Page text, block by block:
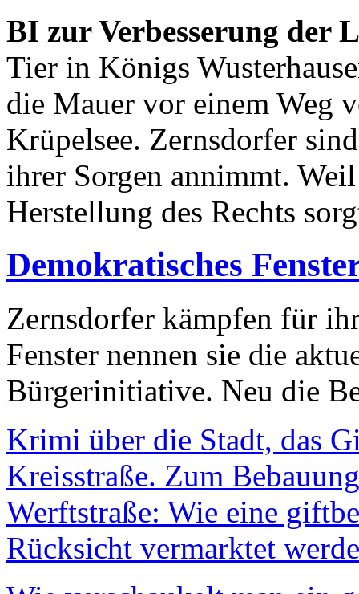
BI zur Verbesserung der
Tier in Königs
die Mauer vor einem Weg
Krüpelsee. Zernsdorfer
ihrer Sorgen annimmt.
Herstellung des Rechts
Demokratisches
Zernsdorfer kämpfen für
Fenster nennen sie die
Bürgerinitiative. Neu die
Krimi über die Stadt, das
Kreisstraße. Zum
Werftstraße: Wie eine
Rücksicht vermarktet